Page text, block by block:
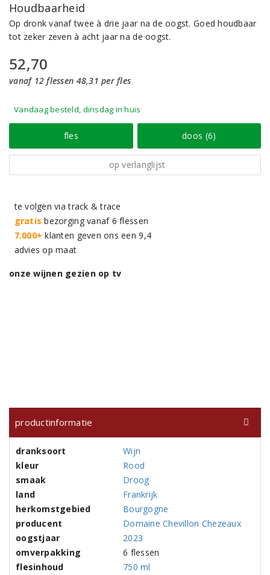
Houdbaarheid
Op dronk vanaf twee à drie jaar na de oogst. Goed houdbaar
tot zeker zeven à acht jaar na de oogst.
52,70
vanaf 12 flessen 48,31 per fles
Vandaag besteld, dinsdag in huis
fles doos (6)
op verlanglijst
te volgen via track & trace
gratis bezorging vanaf 6 flessen
7.000+ klanten geven ons een 9,4
advies op maat
onze wijnen gezien op tv
productinformatie
dranksoort
Wijn
kleur
Rood
smaak
Droog
land
Frankrijk
herkomstgebied
Bourgogne
producent
Domaine Chevillon Chezeaux
oogstjaar
2023
omverpakking
6 flessen
flesinhoud
750 ml